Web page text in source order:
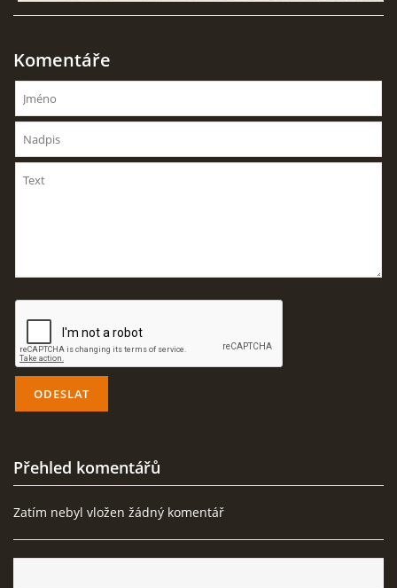
Komentáře
Přehled komentářů
Zatím nebyl vložen žádný komentář